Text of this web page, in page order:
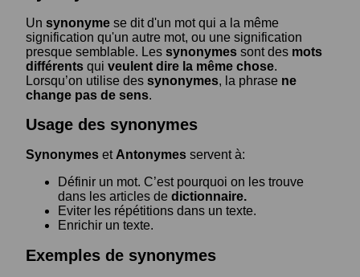
Un synonyme se dit d'un mot qui a la même
signification qu'un autre mot, ou une signification
presque semblable. Les synonymes sont des mots
différents qui veulent dire la même chose.
Lorsqu’on utilise des synonymes, la phrase ne
change pas de sens.
Usage des synonymes
Synonymes et Antonymes servent à:
Définir un mot. C’est pourquoi on les trouve
dans les articles de dictionnaire.
Eviter les répétitions dans un texte.
Enrichir un texte.
Exemples de synonymes